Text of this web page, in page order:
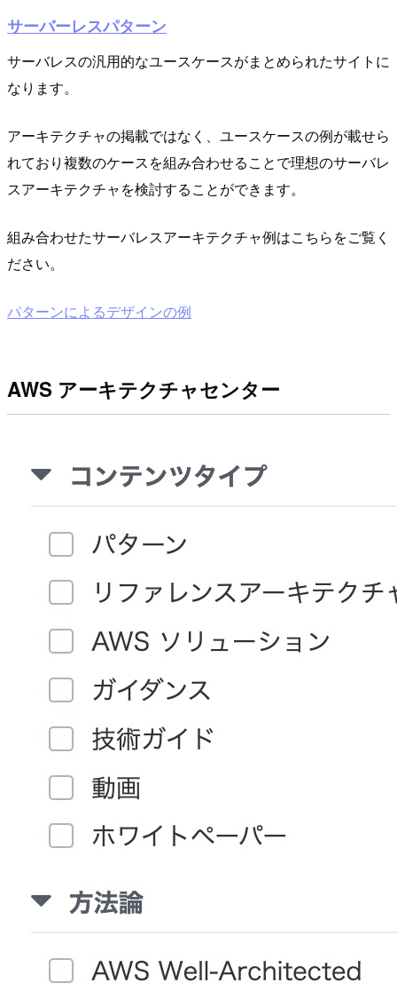
サーバーレスパターン
サーバレスの汎用的なユースケースがまとめられたサイトに
なります。
アーキテクチャの掲載ではなく、ユースケースの例が載せら
れており複数のケースを組み合わせることで理想のサーバレ
スアーキテクチャを検討することができます。
組み合わせたサーバレスアーキテクチャ例はこちらをご覧く
ださい。
パターンによるデザインの例
AWS アーキテクチャセンター